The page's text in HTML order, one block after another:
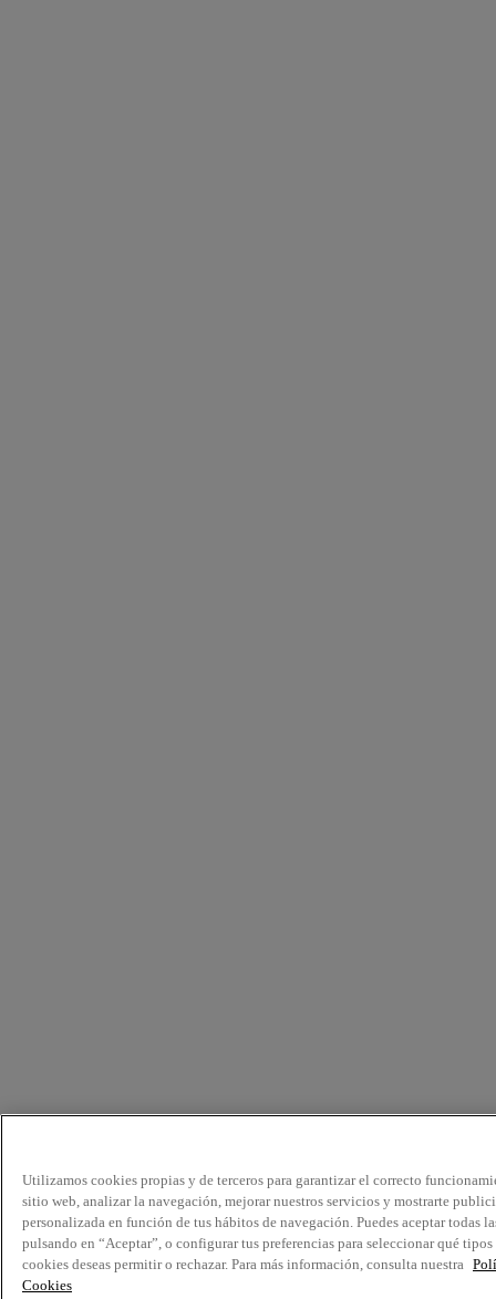
Utilizamos cookies propias y de terceros para garantizar el correcto
sitio web, analizar la navegación, mejorar nuestros servicios y mostrarte
personalizada en función de tus hábitos de navegación. Puedes aceptar todas
pulsando en “Aceptar”, o configurar tus preferencias para seleccionar qué tipos
cookies deseas permitir o rechazar. Para más información, consulta nuestra
Cookies